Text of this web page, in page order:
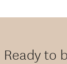
Ready to